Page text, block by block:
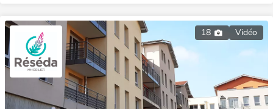
18 Vidéo